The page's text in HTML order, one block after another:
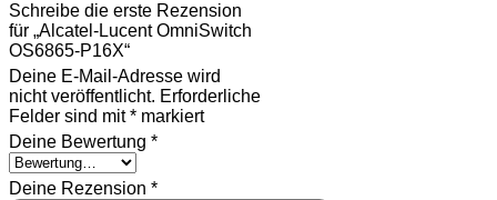
Schreibe die erste Rezension
für „Alcatel-Lucent OmniSwitch
OS6865-P16X“
Deine E-Mail-Adresse wird
nicht veröffentlicht. Erforderliche
Felder sind mit* markiert
Deine Bewertung *
Deine Rezension *